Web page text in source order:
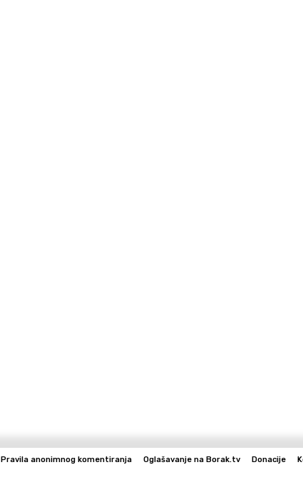
Pravila anonimnog komentiranja Oglašavanje na Borak.tv Donacije